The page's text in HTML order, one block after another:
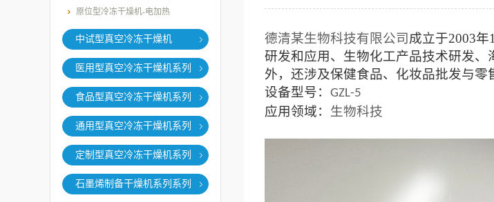
原位型冷冻干燥机-电加热
中试型真空冷冻干燥机
医用型真空冷冻干燥机系列
食品型真空冷冻干燥机系列
通用型真空冷冻干燥机系列
定制型真空冷冻干燥机系列
石墨烯制备干燥机系列系列
德清某生物科技有限公司 成立于2003
研发和应用、 生物化工产品技术研发、
外，还涉及保健食品、化妆品批发与零
设备型号： GZL-5
应用领域： 生物科技